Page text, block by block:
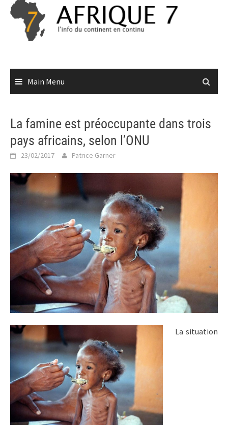
Skip
content
Main Menu
La famine est préoccupante dans trois
pays africains, selon l’ONU
23/02/2017 Patrice Garner
La situation